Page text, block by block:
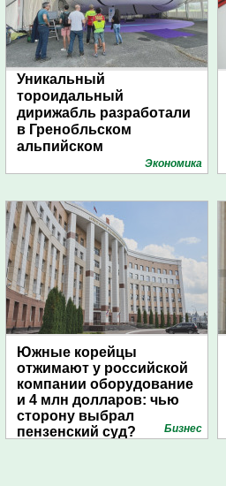
Уникальный
тороидальный
дирижабль разработали
в Гренобльском
альпийском
Экономика
Южные корейцы
отжимают у российской
компании оборудование
и 4 млн долларов: чью
сторону выбрал
пензенский суд?
Бизнес